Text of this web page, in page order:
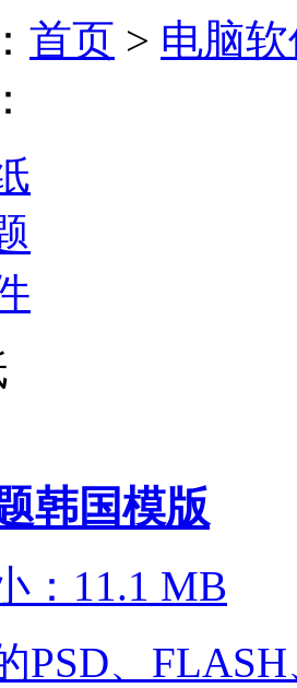
首页 > 电脑
韩国模版
：11.1 MB
PSD、